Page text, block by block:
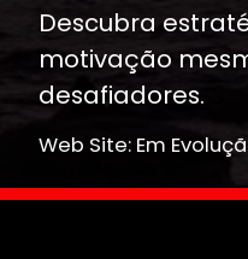
Descubra
motivação
desafiadores.
Web Site: Em